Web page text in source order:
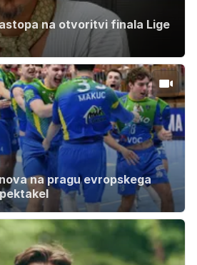
na otvoritvi finala Lige
na pragu evropskega